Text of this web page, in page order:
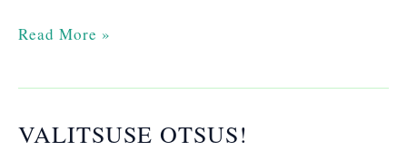
kuni
Read More »
VALITSUSE OTSUS!
VALITSUSE